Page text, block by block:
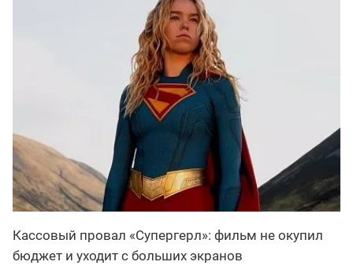
Кассовый провал «Супергерл»: фильм не окупил
бюджет и уходит с больших экранов